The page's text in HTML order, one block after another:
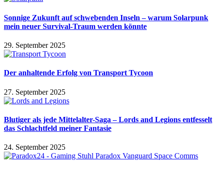
Sonnige Zukunft auf schwebenden Inseln – warum Solarpunk
mein neuer Survival-Traum werden könnte
29. September 2025
Der anhaltende Erfolg von Transport Tycoon
27. September 2025
Blutiger als jede Mittelalter-Saga – Lords and Legions entfesselt
das Schlachtfeld meiner Fantasie
24. September 2025